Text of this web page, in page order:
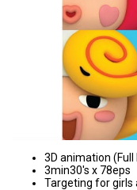
3D animation
3min30's x 78eps
Targeting for girls